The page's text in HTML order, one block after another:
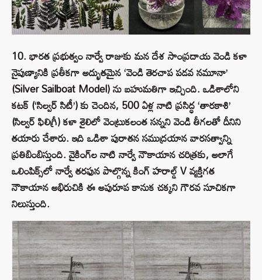
10. భారత ప్రభుత్వం నార్వే రాజుకు మన దేశ సాంప్రదాయ వెండి కళా
నైపుణ్యానికి ప్రతీకగా అద్భుతమైన ‘వెండి తెరచాప పడవ నమూనా’
(Silver Sailboat Model) ను బహుమతిగా ఇచ్చింది. ఒడిశాలోని
కటక్ (‘సిల్వర్ సిటీ’) కు చెందిన, 500 ఏళ్ల నాటి ప్రసిద్ధ ‘తారకాశి’
(సిల్వర్ ఫిలిగ్రీ) కళా శైలిలో వెంట్రుకలంత సన్నని వెండి తీగలతో దీనిని
తయారు చేశారు. ఇది ఒడిశా పురాతన సముద్రయాన వారసత్వాన్ని
ప్రతిబింబిస్తుంది. వైకింగ్‌ల నాటి నార్వే నౌకాయాన చరిత్రకు, అలాగే
ఒలింపిక్స్‌లో నార్వే తరఫున పాల్గొన్న కింగ్ హరాల్డ్ V వ్యక్తిగత
నౌకాయాన అభిరుచికి ఈ అపురూప కానుక చక్కని గౌరవ సూచికగా
నిలుస్తుంది.